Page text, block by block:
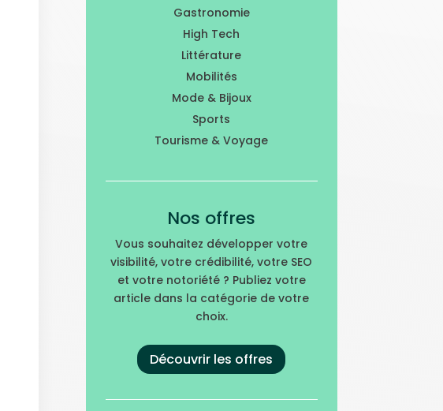
Gastronomie
High Tech
Littérature
Mobilités
Mode & Bijoux
Sports
Tourisme & Voyage
Nos offres
Vous souhaitez développer votre
visibilité, votre crédibilité, votre SEO
et votre notoriété ? Publiez votre
article dans la catégorie de votre
choix.
Découvrir les offres